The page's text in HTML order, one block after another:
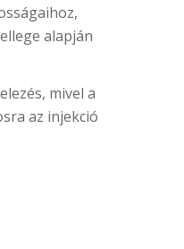
alapján
mivel a
az injekció